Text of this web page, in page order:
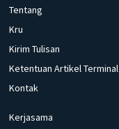
Tentang
Kru
Kirim Tulisan
Ketentuan Artikel Terminal
Kontak
Kerjasama